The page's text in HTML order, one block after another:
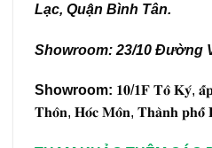
Lạc, Quận Bình Tân.
Showroom: 23/10 Đường
Showroom: 𝟏𝟎/𝟏𝐅 𝐓𝐨̂ 𝐊𝐲́,
𝐓𝐡𝐨̂𝐧, 𝐇𝐨́𝐜 𝐌𝐨̂𝐧, 𝐓𝐡𝐚̀𝐧𝐡 𝐩𝐡𝐨̂́